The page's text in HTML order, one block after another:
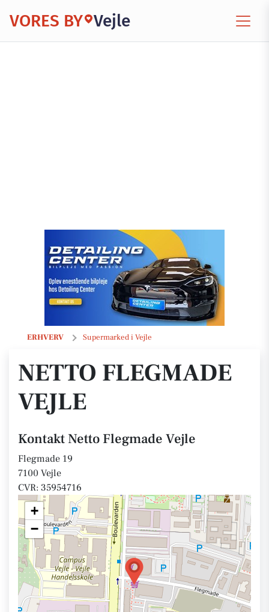
VORES BY Vejle
ERHVERV Supermarked i Vejle
Netto Flegmade Vejle
NETTO FLEGMADE
VEJLE
Kontakt Netto Flegmade Vejle
Flegmade 19
7100 Vejle
CVR: 35954716
+
−